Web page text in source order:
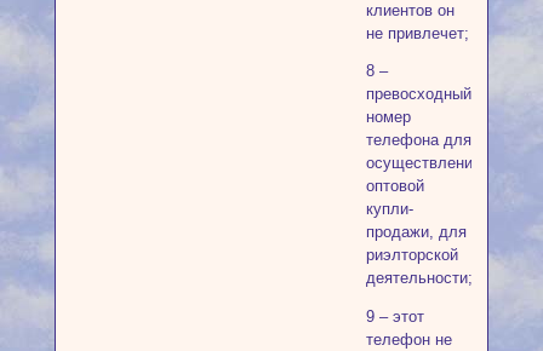
клиентов он
не привлечет;
8 –
превосходный
номер
телефона для
осуществления
оптовой
купли-
продажи, для
риэлторской
деятельности;
9 – этот
телефон не